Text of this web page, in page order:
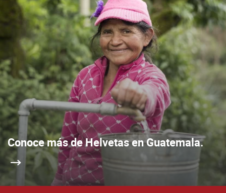
Conoce más de Helvetas en Guatemala.